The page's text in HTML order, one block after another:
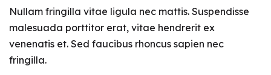
Nullam fringilla vitae ligula nec mattis. Suspendisse
malesuada porttitor erat, vitae hendrerit ex
venenatis et. Sed faucibus rhoncus sapien nec
fringilla.